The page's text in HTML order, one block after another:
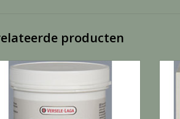
producten
Badzout Ideal - 1 KG
TOEVOEGEN AAN WINKELWAGEN